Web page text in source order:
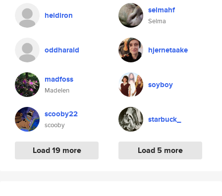
heidiron
oddharald
madfoss
Madelen
scooby22
scooby
Load 19 more
selmahf
Selma
hjernetaake
soyboy
starbuck_
Load 5 more